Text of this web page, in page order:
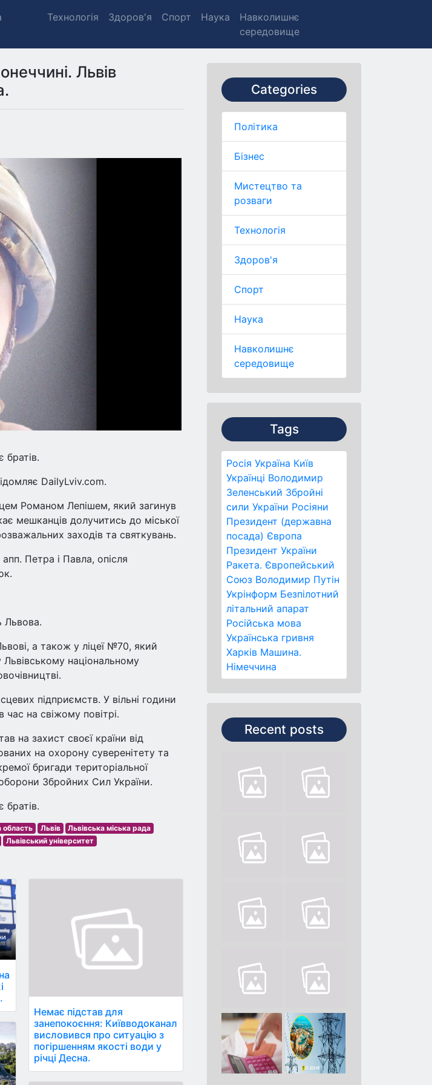
Технологія Здоров'я Спорт Наука
Навколишнє
середовище
Categories
Політика
Бізнес
Мистецтво та
розваги
Технологія
Здоров'я
Спорт
Наука
Навколишнє
середовище
Tags
Росія Україна Київ
Українці Володимир
Зеленський Збройні
сили України Росіяни
Президент (державна
посада) Європа
Президент України
Ракета. Європейський
Союз Володимир Путін
Укрінформ Безпілотний
літальний апарат
Російська мова
Українська гривня
Харків Машина.
Німеччина
Recent posts
Львів
DailyLviv.com.
Романом Лепішем, який загинув
мешканців долучитись до міської
заходів та святкувань.
Петра і Павла, опісля
Львова.
а також у ліцеї №70, який
Львівському національному
підприємств. У вільні години
на свіжому повітрі.
на захист своєї країни від
на охорону суверенітету та
бригади територіальної
Збройних Сил України.
область Львів
Львівська міська рада
Львівський університет
Немає підстав для
занепокоєння: Київводоканал
висловився про ситуацію з
погіршенням якості води у
річці Десна.